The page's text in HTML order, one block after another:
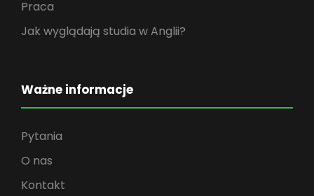
Praca
Jak wyglądają studia w Anglii?
Ważne informacje
Pytania
O nas
Kontakt